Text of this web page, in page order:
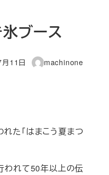
ブース
11日
著
machinone
た「はまこう夏まつ
われて50年以上の伝